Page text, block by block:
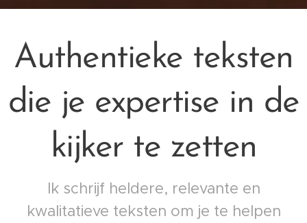
Authentieke teksten
die je expertise in de
kijker te zetten
Ik schrijf heldere, relevante en
kwalitatieve teksten om je te helpen